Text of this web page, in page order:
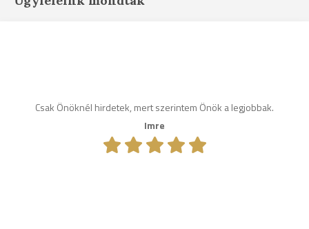
Csak Önöknél hirdetek, mert szerintem Önök a legjobbak.
Imre